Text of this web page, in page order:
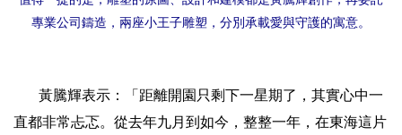
專業公司鑄造，兩座小王子雕塑，分別承載愛與守護的寓意。
黃騰輝表示：「距離開園只剩下一星期了，其實心中一
直都非常忐忑。從去年九月到如今，整整一年，在東海這片